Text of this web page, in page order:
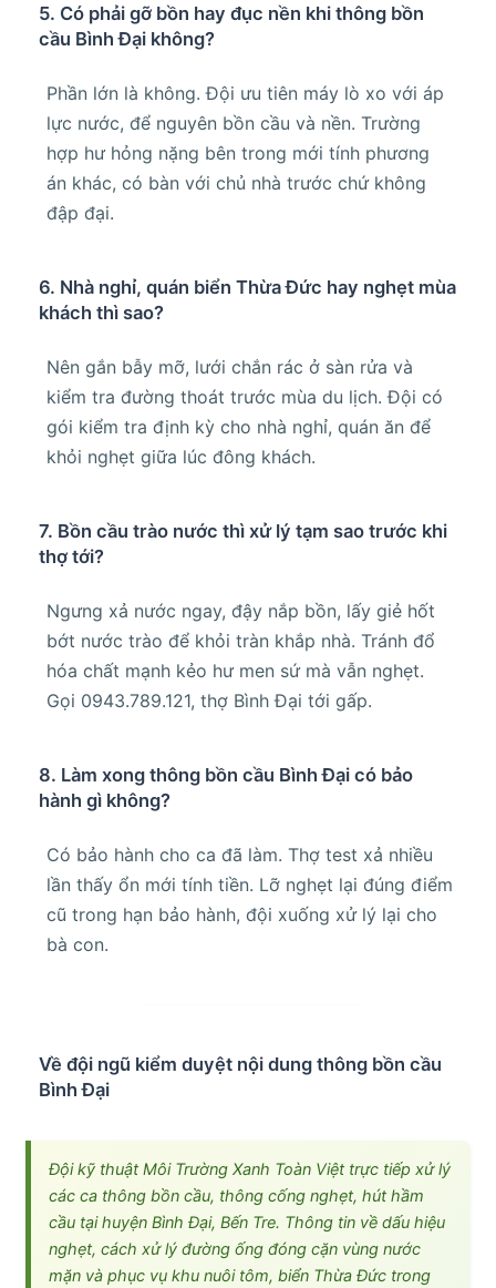
5. Có phải gỡ bồn hay đục nền khi thông bồn
cầu Bình Đại không?
Phần lớn là không. Đội ưu tiên máy lò xo với áp
lực nước, để nguyên bồn cầu và nền. Trường
hợp hư hỏng nặng bên trong mới tính phương
án khác, có bàn với chủ nhà trước chứ không
đập đại.
6. Nhà nghỉ, quán biển Thừa Đức hay nghẹt mùa
khách thì sao?
Nên gắn bẫy mỡ, lưới chắn rác ở sàn rửa và
kiểm tra đường thoát trước mùa du lịch. Đội có
gói kiểm tra định kỳ cho nhà nghỉ, quán ăn để
khỏi nghẹt giữa lúc đông khách.
7. Bồn cầu trào nước thì xử lý tạm sao trước khi
thợ tới?
Ngưng xả nước ngay, đậy nắp bồn, lấy giẻ hốt
bớt nước trào để khỏi tràn khắp nhà. Tránh đổ
hóa chất mạnh kẻo hư men sứ mà vẫn nghẹt.
Gọi 0943.789.121, thợ Bình Đại tới gấp.
8. Làm xong thông bồn cầu Bình Đại có bảo
hành gì không?
Có bảo hành cho ca đã làm. Thợ test xả nhiều
lần thấy ổn mới tính tiền. Lỡ nghẹt lại đúng điểm
cũ trong hạn bảo hành, đội xuống xử lý lại cho
bà con.
Về đội ngũ kiểm duyệt nội dung thông bồn cầu
Bình Đại
Đội kỹ thuật Môi Trường Xanh Toàn Việt trực tiếp xử lý
các ca thông bồn cầu, thông cống nghẹt, hút hầm
cầu tại huyện Bình Đại, Bến Tre. Thông tin về dấu hiệu
nghẹt, cách xử lý đường ống đóng cặn vùng nước
mặn và phục vụ khu nuôi tôm, biển Thừa Đức trong